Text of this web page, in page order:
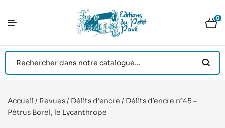
0
Accueil / Revues/ Délits d'encre / Délits d’encre n°45 –
Pétrus Borel, le Lycanthrope